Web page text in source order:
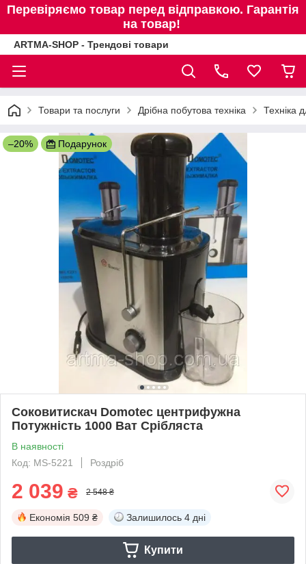
Перевіряємо товар перед відправкою. Гарантія
на товар!
ARTMA-SHOP - Трендові товари
Товари та послуги Дрібна побутова техніка Техніка
–20% Подарунок
Соковитискач Domotec центрифужна
Потужність 1000 Ват Срібляста
В наявності
Код: MS-5221
Роздріб
2 039 ₴ 2 548 ₴
Економія 509 ₴ Залишилось 4 дні
Купити